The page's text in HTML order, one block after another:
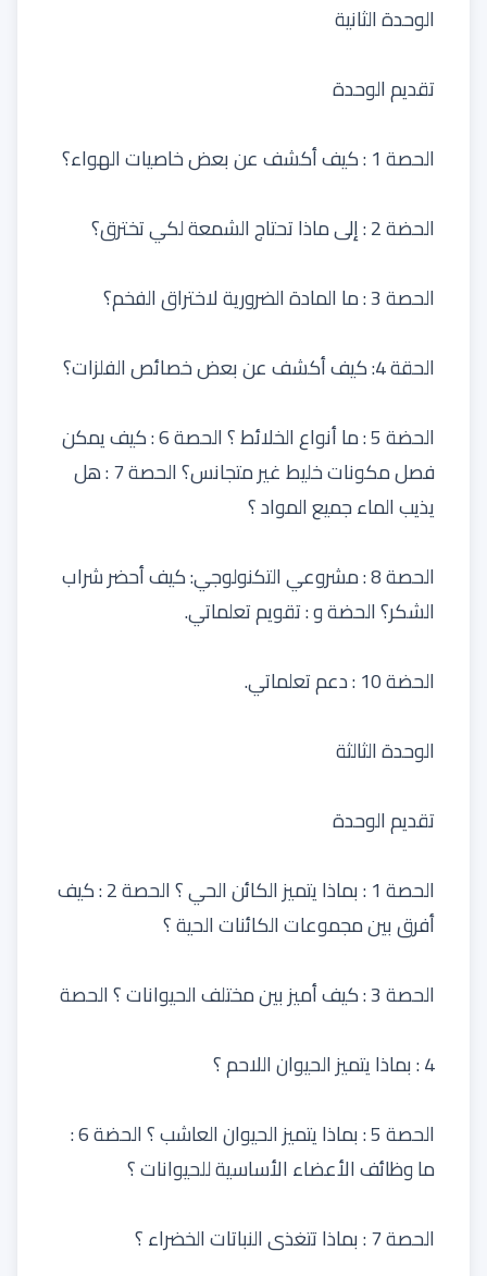
الوحدة الثانية
تقديم الوحدة
الحصة 1 : كيف أكشف عن بعض خاصيات الهواء؟
الحضة 2 : إلى ماذا تحتاج الشمعة لكي تخترق؟
الحصة 3 : ما المادة الضرورية لاختراق الفخم؟
الحقة 4: كيف أكشف عن بعض خصائص الفلزات؟
الحضة 5 : ما أنواع الخلائط ؟ الحصة 6 : كيف يمكن
فصل مكونات خليط غير متجانس؟ الحصة 7 : هل
يذيب الماء جميع المواد ؟
الحصة 8 : مشروعي التكنولوجي: كيف أحضر شراب
الشكر؟ الحضة و : تقويم تعلماتي.
الحضة 10 : دعم تعلماتي.
الوحدة الثالثة
تقديم الوحدة
الحصة 1 : بماذا يتميز الكائن الحي ؟ الحصة 2 : كيف
أفرق بين مجموعات الكائنات الحية ؟
الحصة 3 : كيف أميز بين مختلف الحيوانات ؟ الحصة
4 : بماذا يتميز الحيوان اللاحم ؟
الحصة 5 : بماذا يتميز الحيوان العاشب ؟ الحضة 6 :
ما وظائف الأعضاء الأساسية للحيوانات ؟
الحصة 7 : بماذا تتغذى النباتات الخضراء ؟